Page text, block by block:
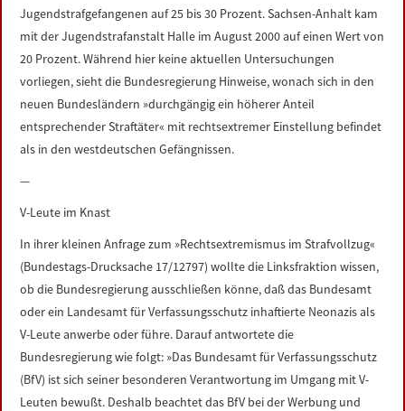
Jugendstrafgefangenen auf 25 bis 30 Prozent. Sachsen-Anhalt kam
mit der Jugendstrafanstalt Halle im August 2000 auf einen Wert von
20 Prozent. Während hier keine aktuellen Untersuchungen
vorliegen, sieht die Bundesregierung Hinweise, wonach sich in den
neuen Bundesländern »durchgängig ein höherer Anteil
entsprechender Straftäter« mit rechtsextremer Einstellung befindet
als in den westdeutschen Gefängnissen.
—
V-Leute im Knast
In ihrer kleinen Anfrage zum »Rechtsextremismus im Strafvollzug«
(Bundestags-Drucksache 17/12797) wollte die Linksfraktion wissen,
ob die Bundesregierung ausschließen könne, daß das Bundesamt
oder ein Landesamt für Verfassungsschutz inhaftierte Neonazis als
V-Leute anwerbe oder führe. Darauf antwortete die
Bundesregierung wie folgt: »Das Bundesamt für Verfassungsschutz
(BfV) ist sich seiner besonderen Verantwortung im Umgang mit V-
Leuten bewußt. Deshalb beachtet das BfV bei der Werbung und